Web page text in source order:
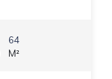
64
M²